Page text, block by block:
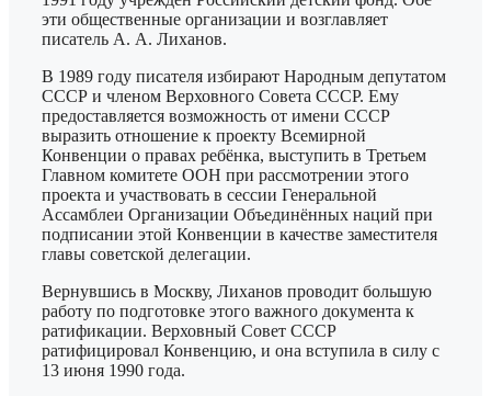
эти общественные организации и возглавляет
писатель А. А. Лиханов.
В 1989 году писателя избирают Народным депутатом
СССР и членом Верховного Совета СССР. Ему
предоставляется возможность от имени СССР
выразить отношение к проекту Всемирной
Конвенции о правах ребёнка, выступить в Третьем
Главном комитете ООН при рассмотрении этого
проекта и участвовать в сессии Генеральной
Ассамблеи Организации Объединённых наций при
подписании этой Конвенции в качестве заместителя
главы советской делегации.
Вернувшись в Москву, Лиханов проводит большую
работу по подготовке этого важного документа к
ратификации. Верховный Совет СССР
ратифицировал Конвенцию, и она вступила в силу с
13 июня 1990 года.